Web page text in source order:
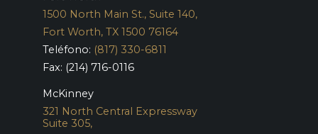
1500 North Main St., Suite 140,
Fort Worth, TX 1500 76164
Teléfono: (817) 330-6811
Fax: (214) 716-0116
McKinney
321 North Central Expressway
Suite 305,